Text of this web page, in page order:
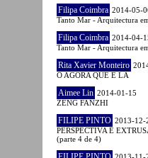
Filipa Coimbra 2014-05-
Tanto Mar - Arquitectura
Filipa Coimbra 2014-04-
Tanto Mar - Arquitectura
Rita Xavier Monteiro
O AGORA QUE É LÁ
Aimee Lin 2014-01-15
ZENG FANZHI
FILIPE PINTO 2013-12-
PERSPECTIVA E
(parte 4 de 4)